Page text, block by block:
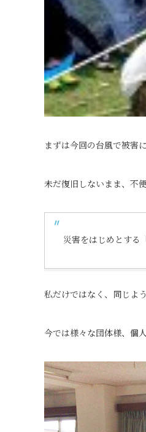
まずは今回の台風で被害
未だ復旧しないまま、不
災害をはじめとする
私だけではなく、同じよ
今では様々な団体様、個